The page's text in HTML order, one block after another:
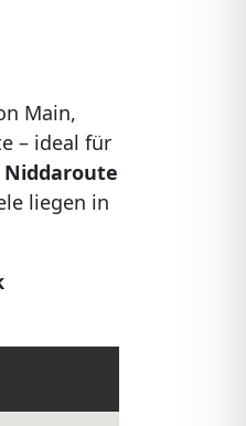
Main,
– ideal für
Niddaroute
liegen in